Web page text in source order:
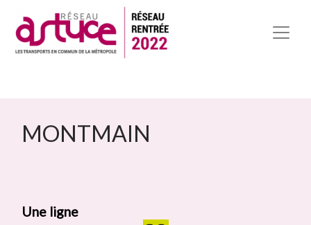
MONTMAIN
Une ligne